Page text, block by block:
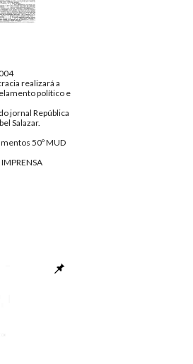
realizará a
político e
jornal República
Salazar.
50º MUD
IMPRENSA